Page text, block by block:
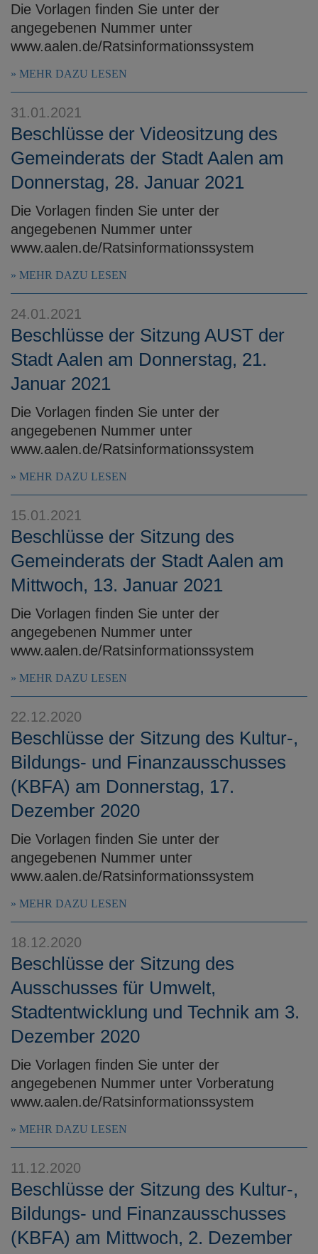
Die Vorlagen finden Sie unter der
angegebenen Nummer unter
www.aalen.de/Ratsinformationssystem
MEHR DAZU LESEN
31.01.2021
Beschlüsse der Videositzung des
Gemeinderats der Stadt Aalen am
Donnerstag, 28. Januar 2021
Die Vorlagen finden Sie unter der
angegebenen Nummer unter
www.aalen.de/Ratsinformationssystem
MEHR DAZU LESEN
24.01.2021
Beschlüsse der Sitzung AUST der
Stadt Aalen am Donnerstag, 21.
Januar 2021
Die Vorlagen finden Sie unter der
angegebenen Nummer unter
www.aalen.de/Ratsinformationssystem
MEHR DAZU LESEN
15.01.2021
Beschlüsse der Sitzung des
Gemeinderats der Stadt Aalen am
Mittwoch, 13. Januar 2021
Die Vorlagen finden Sie unter der
angegebenen Nummer unter
www.aalen.de/Ratsinformationssystem
MEHR DAZU LESEN
22.12.2020
Beschlüsse der Sitzung des Kultur-,
Bildungs- und Finanzausschusses
(KBFA) am Donnerstag, 17.
Dezember 2020
Die Vorlagen finden Sie unter der
angegebenen Nummer unter
www.aalen.de/Ratsinformationssystem
MEHR DAZU LESEN
18.12.2020
Beschlüsse der Sitzung des
Ausschusses für Umwelt,
Stadtentwicklung und Technik am 3.
Dezember 2020
Die Vorlagen finden Sie unter der
angegebenen Nummer unter Vorberatung
www.aalen.de/Ratsinformationssystem
MEHR DAZU LESEN
11.12.2020
Beschlüsse der Sitzung des Kultur-,
Bildungs- und Finanzausschusses
(KBFA) am Mittwoch, 2. Dezember